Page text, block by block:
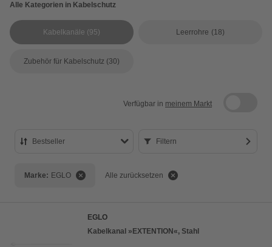
Alle Kategorien in Kabelschutz
Kabelkanäle (95) Leerrohre (18)
Zubehör für Kabelschutz (30)
Verfügbar in meinem Markt
Bestseller
Bestseller
Filtern
Marke: EGLO Alle zurücksetzen
EGLO
Kabelkanal »EXTENTION«, Stahl